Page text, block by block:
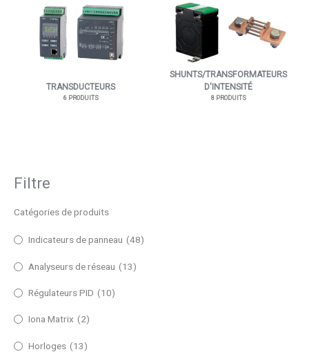
TRANSDUCTEURS
6 PRODUITS
SHUNTS/TRANSFORMATEURS
D'INTENSITÉ
8 PRODUITS
Filtre
Catégories de produits
Indicateurs de panneau (48)
Analyseurs de réseau (13)
Régulateurs PID (10)
Iona Matrix (2)
Horloges (13)